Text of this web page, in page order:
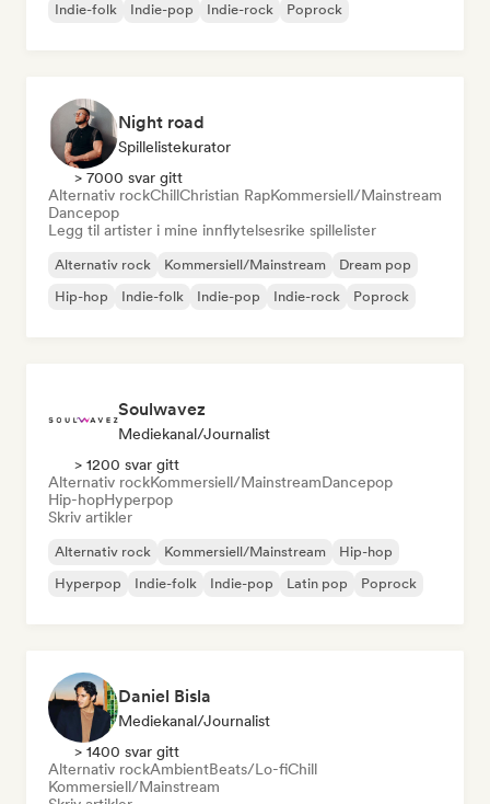
Indie-folk
Indie-pop Indie-rock Poprock
Night road
Spillelistekurator
> 7000 svar gitt
Alternativ rockChillChristian RapKommersiell/Mainstream
Dancepop
Legg til artister i mine innflytelsesrike spillelister
Alternativ rock Kommersiell/Mainstream
Dream pop
Hip-hop
Indie-folk Indie-pop Indie-rock Poprock
Soulwavez
Mediekanal/journalist
> 1200 svar gitt
Alternativ rockKommersiell/MainstreamDancepop
Hip-hopHyperpop
Skriv artikler
Alternativ rock Kommersiell/Mainstream
Hip-hop
Hyperpop
Indie-folk Indie-pop Latin pop Poprock
Daniel Bisla
Mediekanal/journalist
> 1400 svar gitt
Alternativ rockAmbientBeats/Lo-fiChill
Kommersiell/Mainstream